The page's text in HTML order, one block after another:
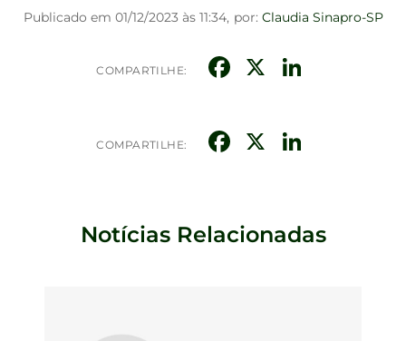
Publicado em 01/12/2023 às 11:34, por: Claudia Sinapro-SP
COMPARTILHE: Facebook
X
COMPARTILHE: Facebook
X
Notícias Relacionadas